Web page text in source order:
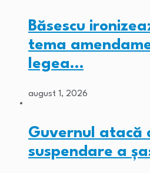
Băsescu
tema
legea…
august 1, 2026
Guvernul atacă
suspendare a